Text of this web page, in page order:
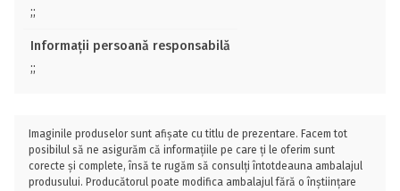
;;
Informații persoană responsabilă
;;
Imaginile produselor sunt afișate cu titlu de prezentare. Facem tot
posibilul să ne asigurăm că informațiile pe care ți le oferim sunt
corecte și complete, însă te rugăm să consulți întotdeauna ambalajul
produsului. Producătorul poate modifica ambalajul fără o înștiințare